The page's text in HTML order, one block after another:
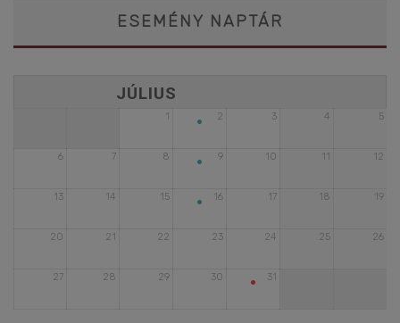
ESEMÉNY NAPTÁR
1 2
• 3 4 5
6 7 8 9
• 10 11 12
13 14 15 16
• 17 18 19
20 21 22 23 24 25 26
27 28 29 30 31
•